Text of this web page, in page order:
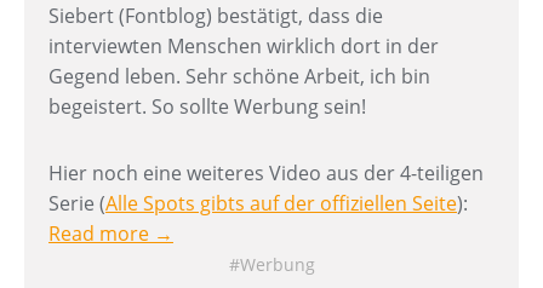
Siebert (Fontblog) bestätigt, dass die
interviewten Menschen wirklich dort in der
Gegend leben. Sehr schöne Arbeit, ich bin
begeistert. So sollte Werbung sein!
Hier noch eine weiteres Video aus der 4-teiligen
Serie (Alle Spots gibts auf der offiziellen Seite):
Read more →
Werbung